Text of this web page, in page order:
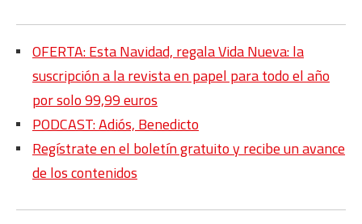
OFERTA: Esta Navidad, regala Vida Nueva: la
suscripción a la revista en papel para todo el año
por solo 99,99 euros
PODCAST: Adiós, Benedicto
Regístrate en el boletín gratuito y recibe un avance
de los contenidos